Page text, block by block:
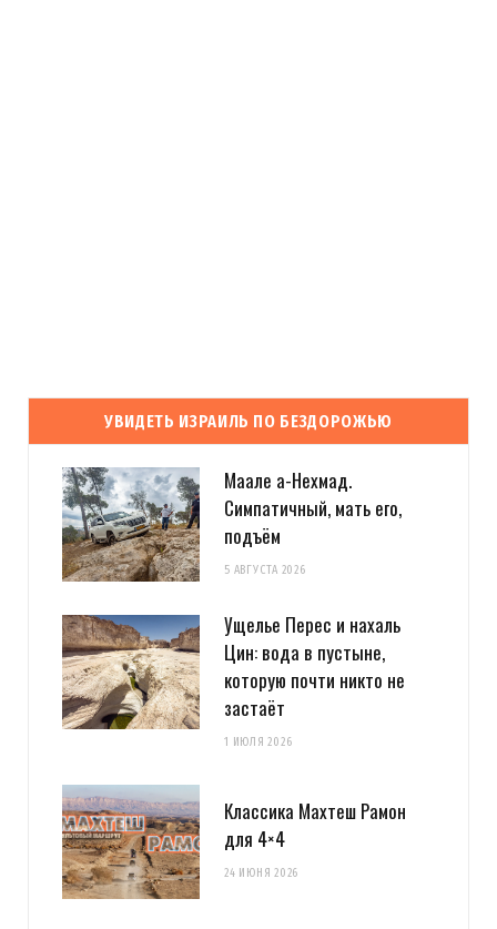
УВИДЕТЬ ИЗРАИЛЬ ПО БЕЗДОРОЖЬЮ
Маале а-Нехмад.
Симпатичный, мать его,
подъём
5 АВГУСТА 2026
Ущелье Перес и нахаль
Цин: вода в пустыне,
которую почти никто не
застаёт
1 ИЮЛЯ 2026
Классика Махтеш Рамон
для 4×4
24 ИЮНЯ 2026